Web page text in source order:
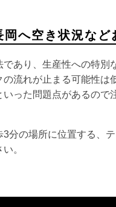
へ空き状況など
あり、生産性への特
流れが止まる可能性
った問題点があるの
分の場所に位置する、
。